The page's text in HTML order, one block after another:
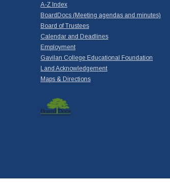
A-Z Index
BoardDocs (Meeting agendas and minutes)
Board of Trustees
Calendar and Deadlines
Employment
Gavilan College Educational Foundation
Land Acknowledgement
Maps & Directions